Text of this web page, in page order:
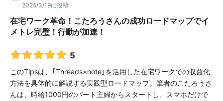
2025/3/19に投稿
在宅ワーク革命！こたろうさんの成功ロードマップでイ
メトレ完璧！行動が加速！
5
このTipsは、「Threads×note」を活用した在宅ワークでの収益化
方法を具体的に解説する実践型ロードマップ。筆者のこたろうさ
んは、時給1000円のパート主婦からスタートし、スマホだけで